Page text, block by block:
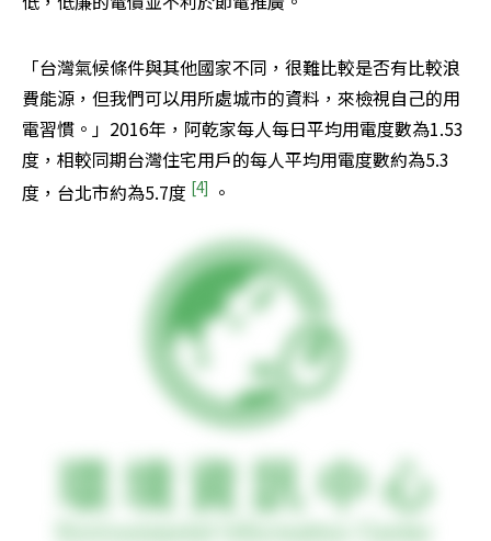
「台灣氣候條件與其他國家不同，很難比較是否有比較浪
費能源，但我們可以用所處城市的資料，來檢視自己的用
電習慣。」2016年，阿乾家每人每日平均用電度數為1.53
度，相較同期台灣住宅用戶的每人平均用電度數約為5.3
度，台北市約為5.7度 [4] 。